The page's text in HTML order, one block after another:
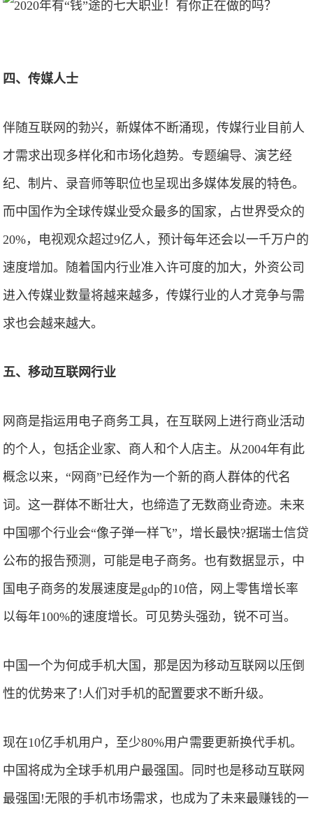
四、传媒人士
伴随互联网的勃兴，新媒体不断涌现，传媒行业目前人
才需求出现多样化和市场化趋势。专题编导、演艺经
纪、制片、录音师等职位也呈现出多媒体发展的特色。
而中国作为全球传媒业受众最多的国家，占世界受众的
20%，电视观众超过9亿人，预计每年还会以一千万户的
速度增加。随着国内行业准入许可度的加大，外资公司
进入传媒业数量将越来越多，传媒行业的人才竞争与需
求也会越来越大。
五、移动互联网行业
网商是指运用电子商务工具，在互联网上进行商业活动
的个人，包括企业家、商人和个人店主。从2004年有此
概念以来，“网商”已经作为一个新的商人群体的代名
词。这一群体不断壮大，也缔造了无数商业奇迹。未来
中国哪个行业会“像子弹一样飞”，增长最快?据瑞士信贷
公布的报告预测，可能是电子商务。也有数据显示，中
国电子商务的发展速度是gdp的10倍，网上零售增长率
以每年100%的速度增长。可见势头强劲，锐不可当。
中国一个为何成手机大国，那是因为移动互联网以压倒
性的优势来了!人们对手机的配置要求不断升级。
现在10亿手机用户，至少80%用户需要更新换代手机。
中国将成为全球手机用户最强国。同时也是移动互联网
最强国!无限的手机市场需求，也成为了未来最赚钱的一